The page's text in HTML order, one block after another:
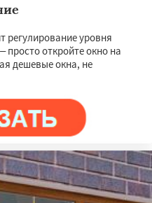
регулирование уровня
просто откройте окно на
дешевые окна, не